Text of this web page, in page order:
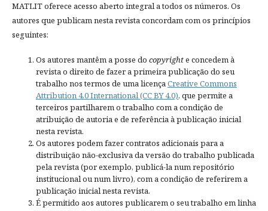
MATLIT oferece acesso aberto integral a todos os números. Os
autores que publicam nesta revista concordam com os princípios
seguintes:
Os autores mantêm a posse do copyrighte concedem à
revista o direito de fazer a primeira publicação do seu
trabalho nos termos de uma licençaCreative Commons
Attribution 4.0 International (CC BY 4.0), que permite a
terceiros partilharem o trabalho com a condição de
atribuição de autoria e de referência à publicação inicial
nesta revista.
Os autores podem fazer contratos adicionais para a
distribuição não-exclusiva da versão do trabalho publicada
pela revista (por exemplo, publicá-la num repositório
institucional ou num livro), com a condição de referirem a
publicação inicial nesta revista.
É permitido aos autores publicarem o seu trabalho em linha